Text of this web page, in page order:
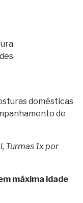
domésticas
de
Turmas 1x por
máxima idade